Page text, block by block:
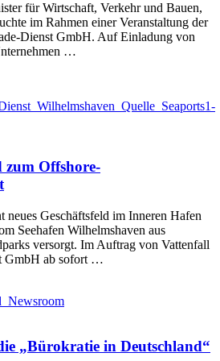
für Wirtschaft, Verkehr und Bauen,
im Rahmen einer Veranstaltung der
Dienst GmbH. Auf Einladung von
…
Offshore-
neues Geschäftsfeld im Inneren Hafen
Seehafen Wilhelmshaven aus
versorgt. Im Auftrag von Vattenfall
GmbH ab sofort …
„Bürokratie in Deutschland“